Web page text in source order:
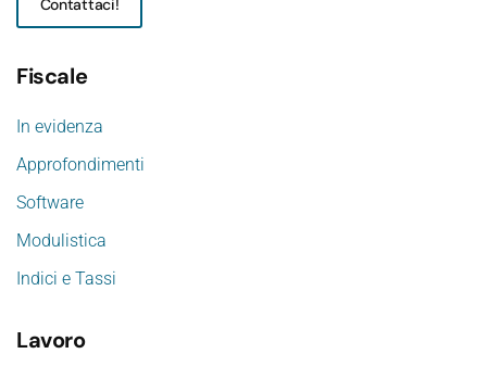
Fiscale
In evidenza
Approfondimenti
Software
Modulistica
Indici e Tassi
Lavoro